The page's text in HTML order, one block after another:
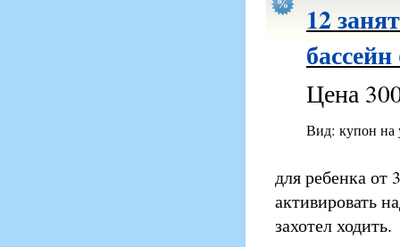
12
Цена
Вид: купон
для ребенка
активировать
захотел ходить.